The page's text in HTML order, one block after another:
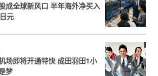
成全球新风口 半年海外净买入
元
场即将开通特快 成田羽田1小
梦